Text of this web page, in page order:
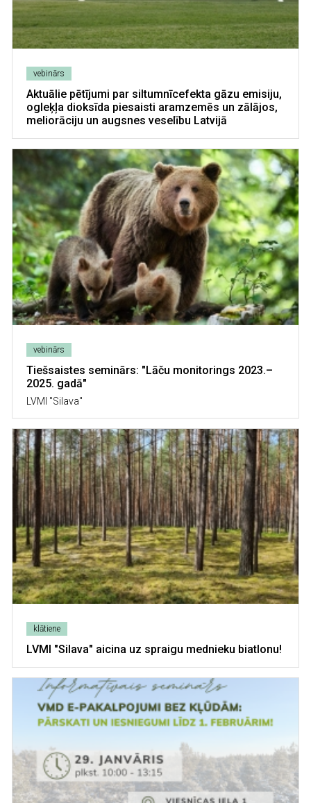
vebinārs
Aktuālie pētījumi par siltumnīcefekta gāzu emisiju,
ogleķļa dioksīda piesaisti aramzemēs un zālājos,
meliorāciju un augsnes veselību Latvijā
Image
vebinārs
Tiešsaistes seminārs: "Lāču monitorings 2023.–
2025. gadā"
LVMI "Silava"
Image
klātiene
LVMI "Silava" aicina uz spraigu mednieku biatlonu!
Image